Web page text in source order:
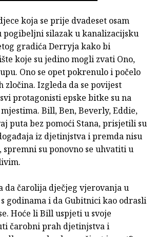
koja se prije dvadeset osam
pogibeljni silazak u kanalizacijsku
gradića Derryja kako bi
koje su jedino mogli zvati Ono,
Ono se opet pokrenulo i počelo
zločina. Izgleda da se povijest
protagonisti epske bitke su na
Bill, Ben, Beverly, Eddie,
puta bez pomoći Stana, prisjetili su
iz djetinjstva i premda nisu
spremni su ponovno se uhvatiti u
da čarolija dječjeg vjerovanja u
godinama i da Gubitnici kao odrasli
Hoće li Bill uspjeti u svoje
čarobni prah djetinjstva i